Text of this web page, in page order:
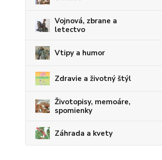
Vojnová, zbrane a
letectvo
Vtipy a humor
Zdravie a životný štýl
Životopisy, memoáre,
spomienky
Záhrada a kvety